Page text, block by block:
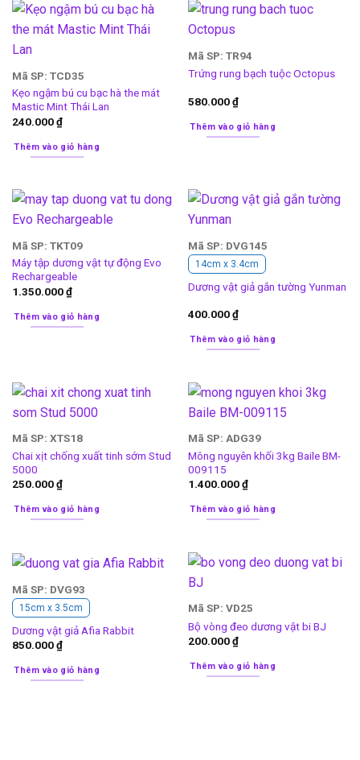
Mã SP: TCD35
Kẹo ngậm bú cu bạc hà the mát
Mastic Mint Thái Lan
240.000₫
Thêm vào giỏ hàng
Mã SP: TR94
Trứng rung bạch tuộc Octopus
580.000₫
Thêm vào giỏ hàng
Mã SP: TKT09
Máy tập dương vật tự động Evo
Rechargeable
1.350.000₫
Thêm vào giỏ hàng
Mã SP: DVG145
14cm x 3.4cm
Dương vật giả gắn tường Yunman
400.000₫
Thêm vào giỏ hàng
Mã SP: XTS18
Chai xịt chống xuất tinh sớm Stud
5000
250.000₫
Thêm vào giỏ hàng
Mã SP: ADG39
Mông nguyên khối 3kg Baile BM-
009115
1.400.000₫
Thêm vào giỏ hàng
Mã SP: DVG93
15cm x 3.5cm
Dương vật giả Afia Rabbit
850.000₫
Thêm vào giỏ hàng
Mã SP: VD25
Bộ vòng đeo dương vật bi BJ
200.000₫
Thêm vào giỏ hàng